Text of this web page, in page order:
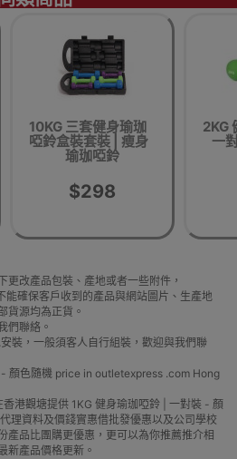
10KG 三套健身瑜珈
啞鈴盒裝套裝 | 瘦身
瑜珈啞鈴
$298
2KG
一
更改產品包裝、產地或者一些附件，
能確保客戶收到的產品與網站圖片、生產地
貨源均為正貨。
們聯絡。
裝，一般須客人自行組裝，歡迎與我們聯
顏色隨機 price in outletexpress .com Hong
港觀塘提供 1KG 健身瑜珈啞鈴 | 一對裝 - 顏
理資料及價錢實惠借批發優惠以及公司學校
產品比團購更優惠，更可以為你推薦推介相
新產品價格更新。